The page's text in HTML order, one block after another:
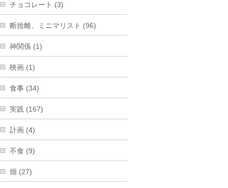
チョコレート (3)
断捨離、ミニマリスト (96)
神関係 (1)
映画 (1)
食事 (34)
実践 (167)
計画 (4)
不食 (9)
畑 (27)